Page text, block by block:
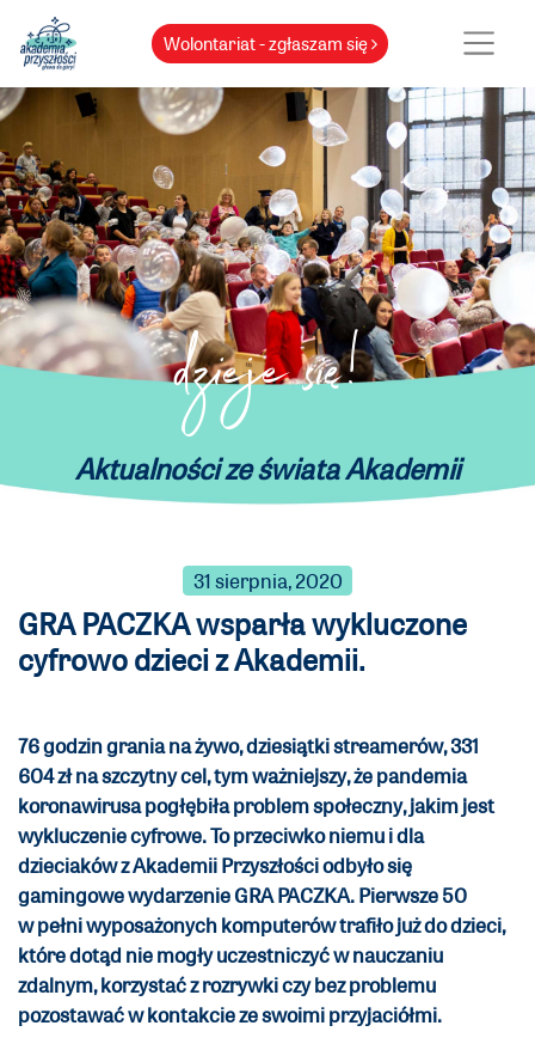
Wolontariat - zgłaszam się
dzieje się!
Aktualności ze świata Akademii
31 sierpnia, 2020
GRA PACZKA wsparła wykluczone
cyfrowo dzieci z Akademii.
76 godzin grania na żywo, dziesiątki streamerów, 331
604 zł na szczytny cel, tym ważniejszy, że pandemia
koronawirusa pogłębiła problem społeczny, jakim jest
wykluczenie cyfrowe. To przeciwko niemu i dla
dzieciaków z Akademii Przyszłości odbyło się
gamingowe wydarzenie GRA PACZKA. Pierwsze 50
w pełni wyposażonych komputerów trafiło już do dzieci,
które dotąd nie mogły uczestniczyć w nauczaniu
zdalnym, korzystać z rozrywki czy bez problemu
pozostawać w kontakcie ze swoimi przyjaciółmi.